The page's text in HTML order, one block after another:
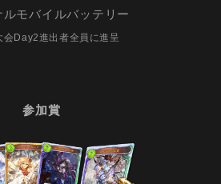
ルモバイルバッテリー
Day2進出者全員に進呈
参加賞